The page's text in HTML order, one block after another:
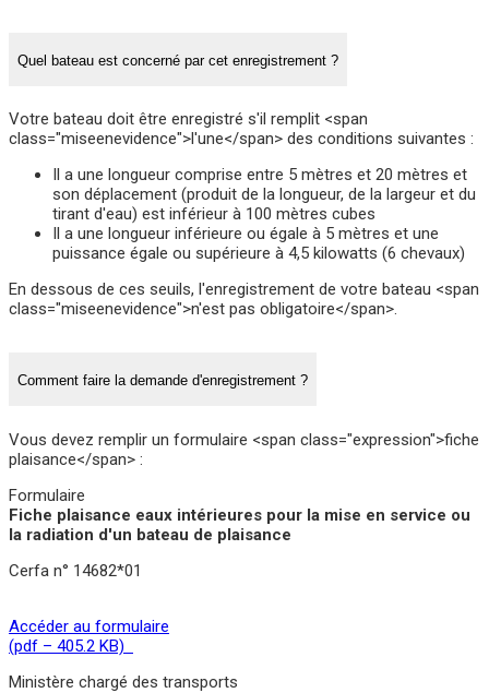
Quel bateau est concerné par cet enregistrement ?
Votre bateau doit être enregistré s'il remplit <span
class="miseenevidence">l'une</span> des conditions suivantes :
Il a une longueur comprise entre 5 mètres et 20 mètres et
son déplacement (produit de la longueur, de la largeur et du
tirant d'eau) est inférieur à 100 mètres cubes
Il a une longueur inférieure ou égale à 5 mètres et une
puissance égale ou supérieure à 4,5 kilowatts (6 chevaux)
En dessous de ces seuils, l'enregistrement de votre bateau <span
class="miseenevidence">n'est pas obligatoire</span>.
Comment faire la demande d'enregistrement ?
Vous devez remplir un formulaire <span class="expression">fiche
plaisance</span> :
Formulaire
Fiche plaisance eaux intérieures pour la mise en service ou
la radiation d'un bateau de plaisance
Cerfa n° 14682*01
Accéder au formulaire
(pdf – 405.2 KB)
Ministère chargé des transports